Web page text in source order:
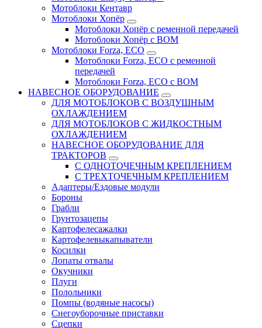
Мотоблоки Кентавр
Мотоблоки Хопёр
Мотоблоки Хопёр с ременной передачей
Мотоблоки Хопёр с ВОМ
Мотоблоки Forza, ECO
Мотоблоки Forza, ЕСО с ременной
передачей
Мотоблоки Forza, ЕСО с ВОМ
НАВЕСНОЕ ОБОРУДОВАНИЕ
ДЛЯ МОТОБЛОКОВ С ВОЗДУШНЫМ
ОХЛАЖДЕНИЕМ
ДЛЯ МОТОБЛОКОВ С ЖИДКОСТНЫМ
ОХЛАЖДЕНИЕМ
НАВЕСНОЕ ОБОРУДОВАНИЕ ДЛЯ
ТРАКТОРОВ
С ОДНОТОЧЕЧНЫМ КРЕПЛЕНИЕМ
С ТРЕХТОЧЕЧНЫМ КРЕПЛЕНИЕМ
Адаптеры/Ездовые модули
Бороны
Грабли
Грунтозацепы
Картофелесажалки
Картофелевыкапыватели
Косилки
Лопаты отвалы
Окучники
Плуги
Полольники
Помпы (водяные насосы)
Снегоуборочные приставки
Сцепки